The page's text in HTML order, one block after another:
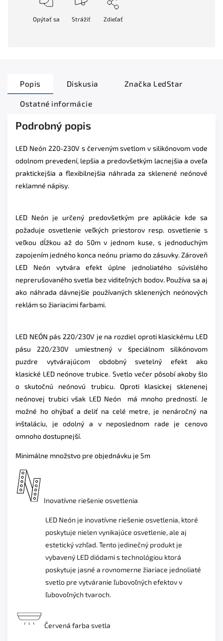
Opýtať sa Strážiť Zdieľať
Popis Diskusia Značka LedStar
Ostatné informácie
Podrobný popis
LED Neón 220-230V s červeným svetlom v silikónovom vode
odolnom prevedení, lepšia a predovšetkým lacnejšia a oveľa
praktickejšia a flexibilnejšia náhrada za sklenené neónové
reklamné nápisy.
LED Neón je určený predovšetkým pre aplikácie kde sa
požaduje osvetlenie veľkých priestorov resp. osvetlenie s
veľkou dĺžkou až do 50m v jednom kuse, s jednoduchým
zapojením jedného konca neónu priamo do zásuvky. Zároveň
LED Neón vytvára efekt úplne jednoliatého súvislého
neprerušovaného svetla bez viditeľných bodov. Používa sa aj
ako náhrada dávnejšie používaných sklenených neónových
reklám so žiariacimi farbami.
LED NEÓN pás 220/230V je na rozdiel oproti klasickému LED
pásu 220/230V umiestnený v špeciálnom silikónovom
puzdre vytvárajúcom obdobný svetelný efekt ako
klasické LED neónove trubice. Svetlo večer pôsobí akoby šlo
o skutočnú neónovú trubicu. Oproti klasickej sklenenej
neónovej trubici však LED Neón má mnoho predností. Je
možné ho ohýbať a deliť na celé metre, je nenáročný na
inštaláciu, je odolný a v neposlednom rade je cenovo
omnoho dostupnejší.
Minimálne množstvo pre objednávku je 5m
Inovatívne riešenie osvetlenia
LED Neón je inovatívne riešenie osvetlenia, ktoré
poskytuje nielen vynikajúce osvetlenie, ale aj
estetický vzhľad. Tento jedinečný produkt je
vybavený LED diódami s technológiou ktorá
poskytuje jasné a rovnomerne žiariace jednoliaté
svetlo pre vytváranie ľubovoľných efektov v
ľubovoľných tvaroch.
Červená farba svetla